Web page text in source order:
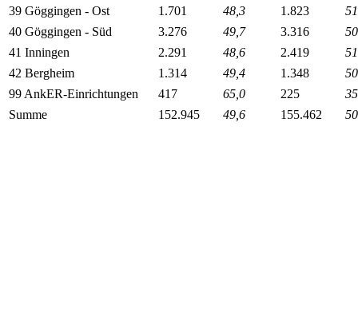
39 Göggingen - Ost
1.701 48,3 1.823
40 Göggingen - Süd
3.276 49,7 3.316
41 Inningen
2.291 48,6 2.419
42 Bergheim
1.314 49,4 1.348
99 AnkER-Einrichtungen
417 65,0 225
Summe
152.945 49,6 155.462